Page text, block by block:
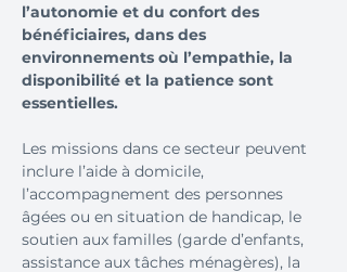
l’autonomie et du confort des
bénéficiaires, dans des
environnements où l’empathie, la
disponibilité et la patience sont
essentielles.
Les missions dans ce secteur peuvent
inclure l’aide à domicile,
l’accompagnement des personnes
âgées ou en situation de handicap, le
soutien aux familles (garde d’enfants,
assistance aux tâches ménagères), la